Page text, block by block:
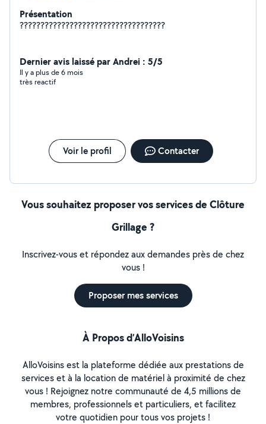
Présentation
???????????????????????????????????
Dernier avis laissé par Andrei : 5/5
Il y a plus de 6 mois
très reactif
Voir le profil Contacter
Vous souhaitez proposer vos services de Clôture
Grillage ?
Inscrivez-vous et répondez aux demandes près de chez
vous !
Proposer mes services
À Propos d’AlloVoisins
AlloVoisins est la plateforme dédiée aux prestations de
services et à la location de matériel à proximité de chez
vous ! Rejoignez notre communauté de 4,5 millions de
membres, professionnels et particuliers, et facilitez
votre quotidien pour tous vos projets !